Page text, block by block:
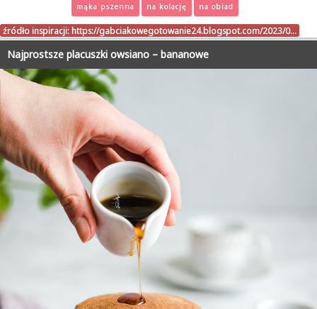
mąka pszenna
na kolację na obiad
źródło inspiracji: https://gabciakowegotowanie24.blogspot.com/2023/0…
Najprostsze placuszki owsiano – bananowe